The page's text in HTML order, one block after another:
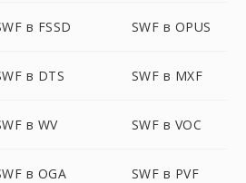
в FSSD SWF в OPUS
в DTS SWF в MXF
в WV SWF в VOC
в OGA SWF в PVF